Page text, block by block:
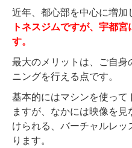
近年、都心部を中心に増加
トネスジムですが、宇都
す。
最大のメリットは、ご自
ニングを行える点です。
基本的にはマシンを使って
ますが、なかには映像を
けられる、バーチャルレ
ります。